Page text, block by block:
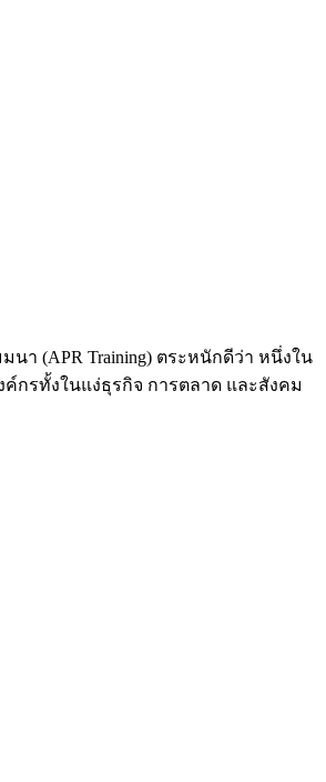
า (APR Training) ตระหนักดีว่า หนึ่งใน
กรทั้งในแง่ธุรกิจ การตลาด และสังคม